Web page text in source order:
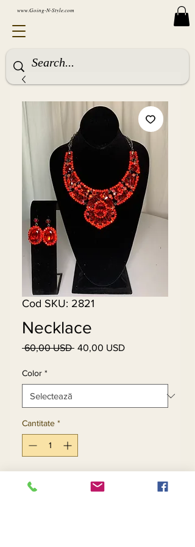
www.Going-N-Style.com
Cod SKU: 2821
Necklace
60,00 USD Preț
40,00 USDPreț
Color *
Cantitate *
Adaugă în coș